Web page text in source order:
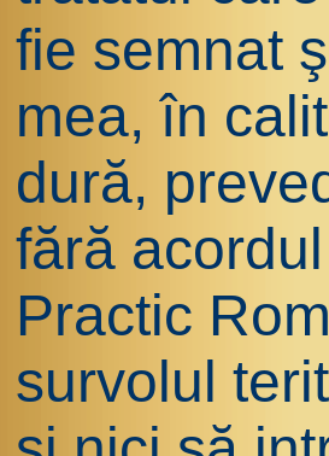
fie semnat
mea, în
dură,
fără
Practic
survolul